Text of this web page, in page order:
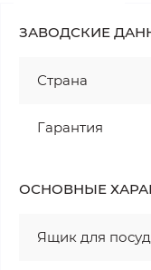
ЗАВОДСКИЕ
Страна
Гарантия
ОСНОВНЫЕ
Ящик для